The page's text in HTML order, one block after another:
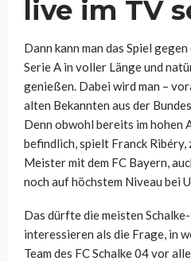
live im TV
Dann kann man das Spiel
Serie A in voller Länge und
genießen. Dabei wird man –
alten Bekannten aus der
Denn obwohl bereits im hohen
befindlich, spielt Franck
Meister mit dem FC Bayern,
noch auf höchstem Niveau bei
Das dürfte die meisten
interessieren als die Frage, in
Team des FC Schalke 04 vor